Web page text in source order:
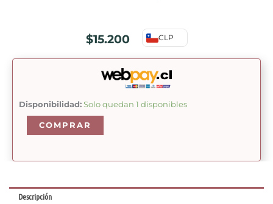
$15.200 CLP
Disponibilidad: Solo quedan 1 disponibles
Mandarina
Roja
COMPRAR
Descripción